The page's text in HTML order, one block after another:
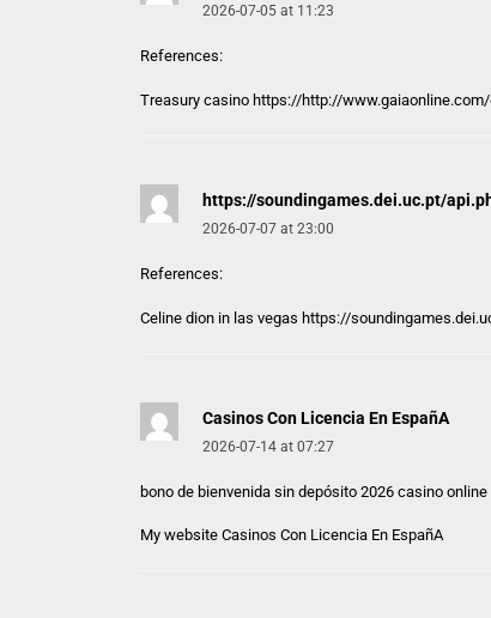
2026-07-05 at 11:23
References:
Treasury casino https://http://www.gaiaonline.com
https://soundingames.dei.uc.pt/
2026-07-07 at 23:00
References:
Celine dion in las vegas https://
Casinos Con Licencia En EspañA
2026-07-14 at 07:27
bono de bienvenida sin depósito 2026 casino online
My website Casinos Con Licencia En EspañA